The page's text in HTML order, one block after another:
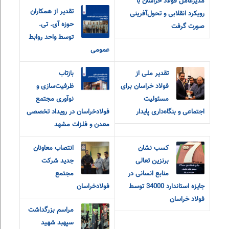
رویکرد انقلابی و تحول‌آفرینی
صورت گرفت
تقدیر از همکاران
حوزه آی. تی.
توسط واحد روابط
عمومی
تقدیر ملی از
فولاد خراسان برای
مسئولیت
اجتماعی و بنگاه‌داری پایدار
بازتاب
ظرفیت‌سازی و
نوآوری مجتمع
فولادخراسان در رویداد تخصصی
معدن و فلزات مشهد
کسب نشان
برنزین تعالی
منابع انسانی در
جایزه استاندارد 34000 توسط
فولاد خراسان
انتصاب معاونان
جدید شرکت
مجتمع
فولادخراسان
مراسم بزرگداشت
سپهبد شهید